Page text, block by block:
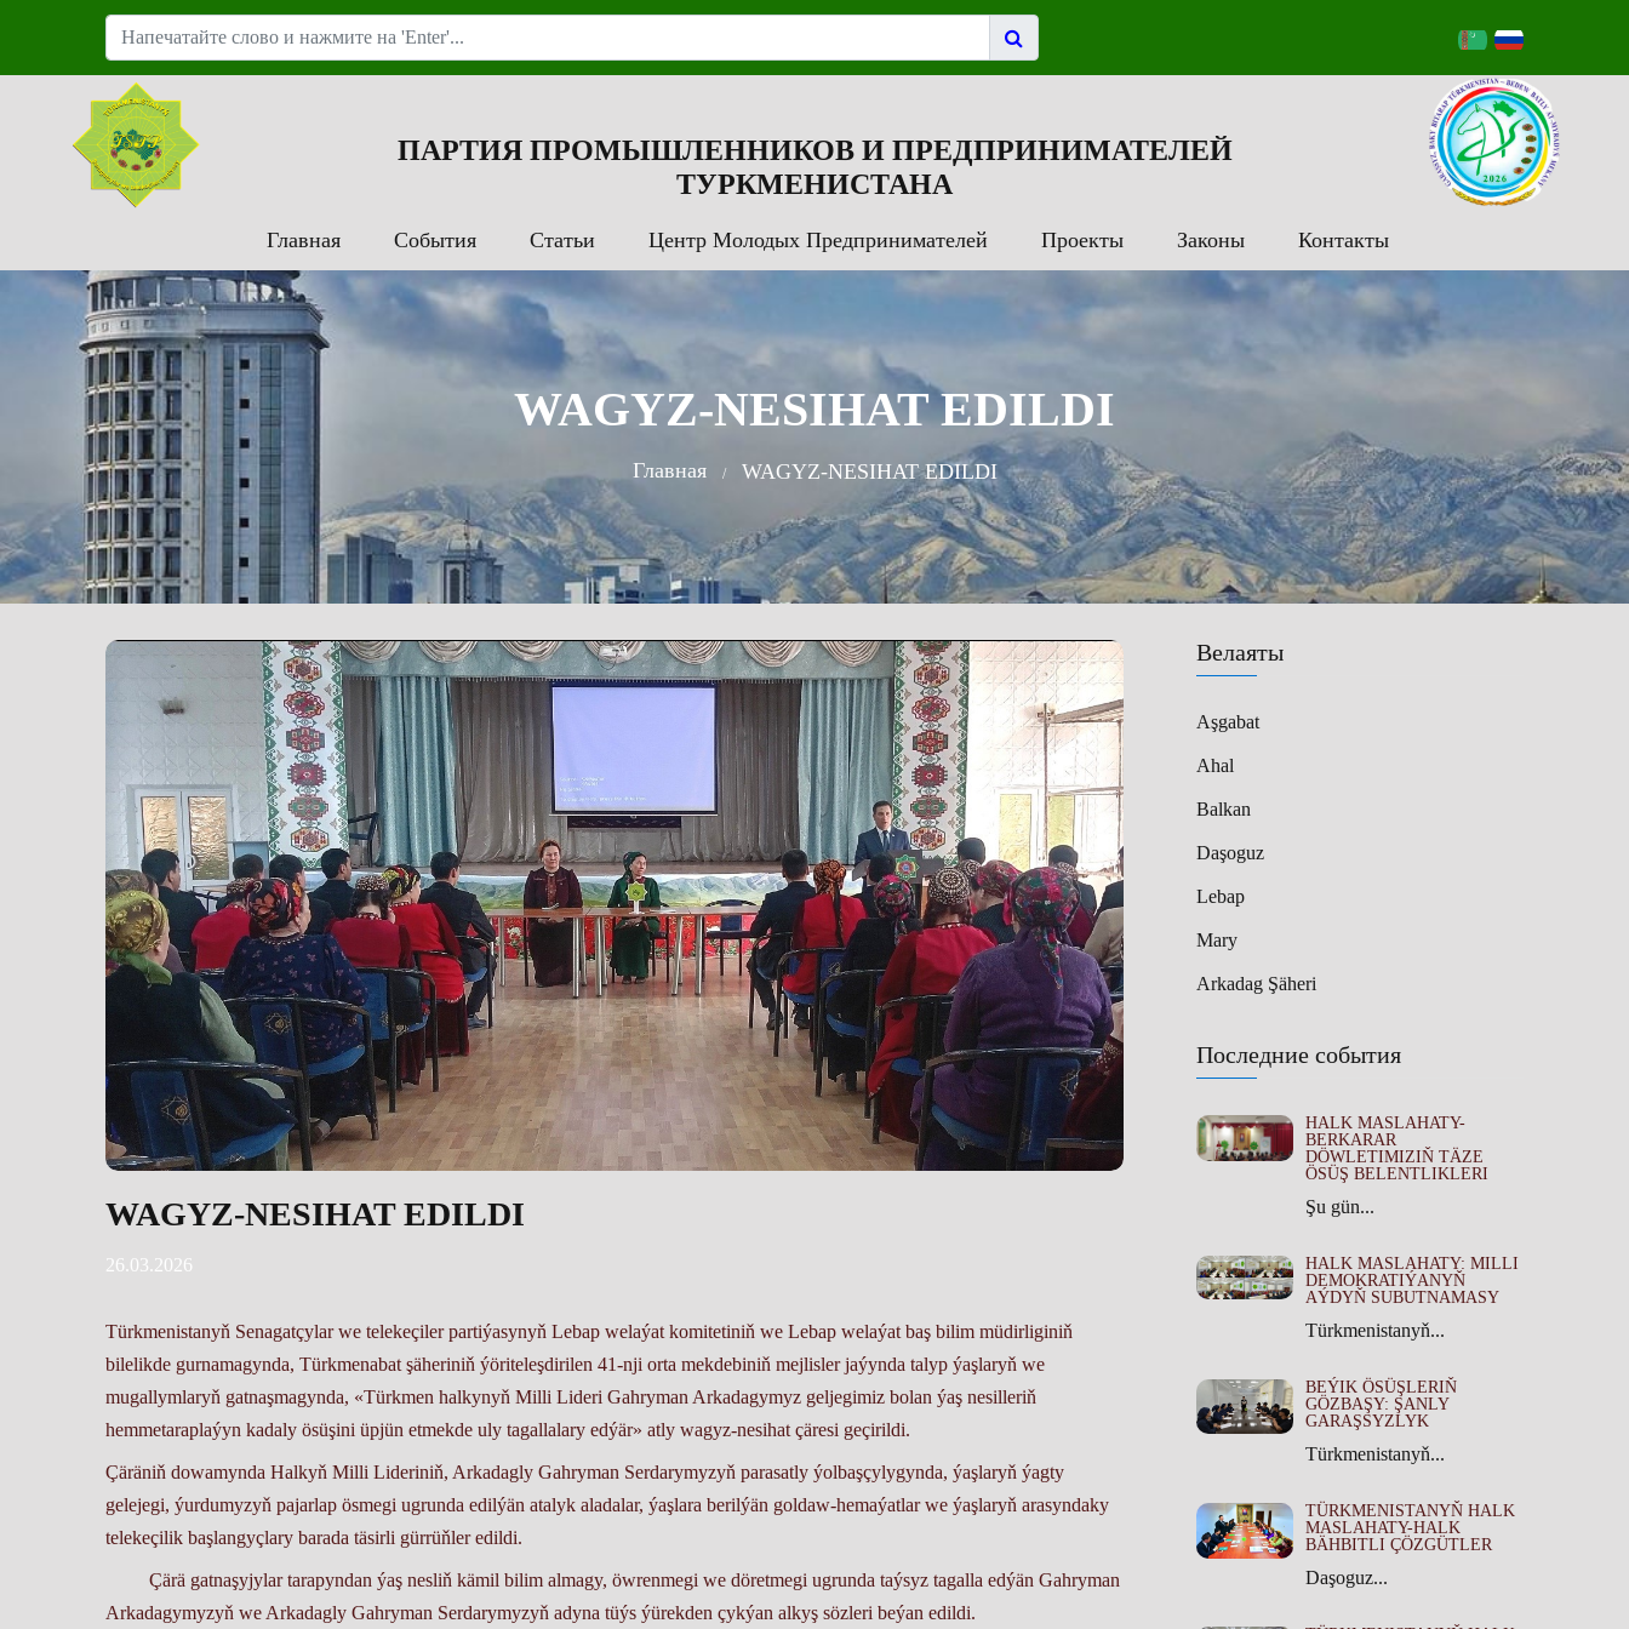
ПАРТИЯ ПРОМЫШЛЕННИКОВ И ПРЕДПРИНИМАТЕЛЕЙ
ТУРКМЕНИСТАНА
Главная События Статьи Центр Молодых Предпринимателей Проекты Законы Контакты
WAGYZ-NESIHAT EDILDI
Главная WAGYZ-NESIHAT EDILDI
Велаяты
Aşgabat
Ahal
Balkan
Daşoguz
Lebap
Mary
Arkadag Şäheri
Последние события
HALK MASLAHATY-
BERKARAR
DÖWLETIMIZIŇ TÄZE
ÖSÜŞ BELENTLIKLERI
Şu gün...
HALK MASLAHATY: MILLI
DEMOKRATIÝANYŇ
AÝDYŇ SUBUTNAMASY
Türkmenistanyň...
BEÝIK ÖSÜŞLERIŇ
GÖZBAŞY: ŞANLY
GARAŞSYZLYK
Türkmenistanyň...
TÜRKMENISTANYŇ HALK
MASLAHATY-HALK
BÄHBITLI ÇÖZGÜTLER
Daşoguz...
WAGYZ-NESIHAT EDILDI
26.03.2026
Türkmenistanyň Senagatçylar we telekeçiler partiýasynyň Lebap welaýat komitetiniň we Lebap welaýat baş bilim müdirliginiň
bilelikde gurnamagynda, Türkmenabat şäheriniň ýöriteleşdirilen 41-nji orta mekdebiniň mejlisler jaýynda talyp ýaşlaryň we
mugallymlaryň gatnaşmagynda, «Türkmen halkynyň Milli Lideri Gahryman Arkadagymyz geljegimiz bolan ýaş nesilleriň
hemmetaraplaýyn kadaly ösüşini üpjün etmekde uly tagallalary edýär» atly wagyz-nesihat çäresi geçirildi.
Çäräniň dowamynda Halkyň Milli Lideriniň, Arkadagly Gahryman Serdarymyzyň parasatly ýolbaşçylygynda, ýaşlaryň ýagty
gelejegi, ýurdumyzyň pajarlap ösmegi ugrunda edilýän atalyk aladalar, ýaşlara berilýän goldaw-hemaýatlar we ýaşlaryň arasyndaky
telekeçilik başlangyçlary barada täsirli gürrüňler edildi.
Çärä gatnaşyjylar tarapyndan ýaş nesliň kämil bilim almagy, öwrenmegi we döretmegi ugrunda taýsyz tagalla edýän Gahryman
Arkadagymyzyň we Arkadagly Gahryman Serdarymyzyň adyna tüýs ýürekden çykýan alkyş sözleri beýan edildi.